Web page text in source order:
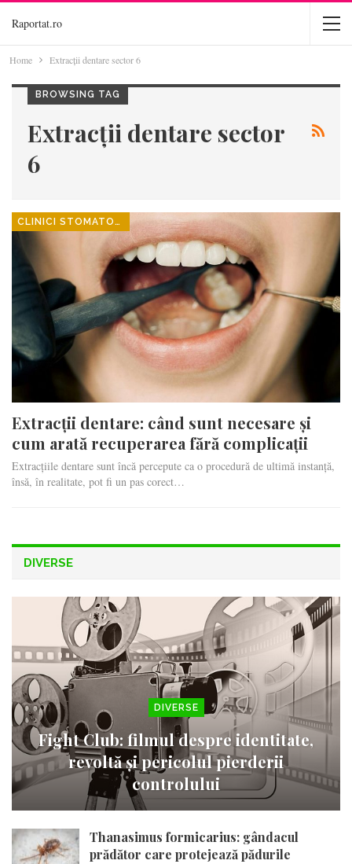
Raportat.ro
Home Extracții dentare sector 6
BROWSING TAG
Extracții dentare sector
6
CLINICI STOMATOLOGICE
Extracții dentare: când sunt necesare și
cum arată recuperarea fără complicații
Extracțiile dentare sunt încă percepute ca o procedură de ultimă instanță,
însă, în realitate, pot fi un pas corect…
DIVERSE
DIVERSE
Fight Club: filmul despre identitate,
revoltă și pericolul pierderii
controlului
Thanasimus formicarius: gândacul
prădător care protejează pădurile